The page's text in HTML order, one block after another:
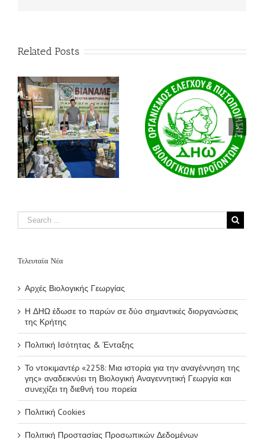
Related Posts
Πολιτική Ισότητας
& Ένταξης
Το ντοκιμαντέρ
«2258: Μια
ιστορία για την
αναγέννηση της
Αναγεννητική
Γεωργία και
Τελευταία Νέα
Αρχές Βιολογικής Γεωργίας
Η ΔΗΩ έδωσε το παρών σε δύο σημαντικές διοργανώσεις
της Κρήτης
Πολιτική Ισότητας & Ένταξης
Το ντοκιμαντέρ «2258: Μια ιστορία για την αναγέννηση της
γης» αναδεικνύει τη Βιολογική Αναγεννητική Γεωργία και
συνεχίζει τη διεθνή του πορεία
Πολιτική Cookies
Πολιτική Προστασίας Προσωπικών Δεδομένων